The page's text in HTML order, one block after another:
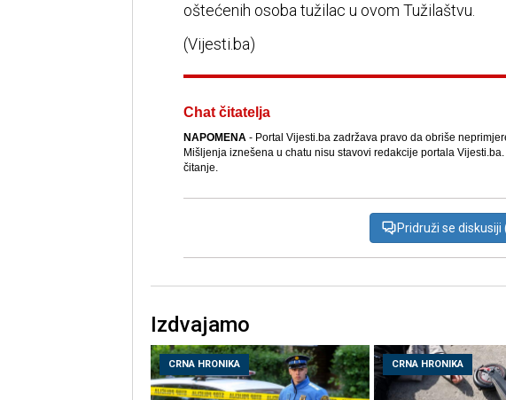
oštećenih osoba tužilac u ovom Tužilaštvu.
(Vijesti.ba)
Chat čitatelja
NAPOMENA- Portal Vijesti.ba zadržava pravo da obriše
Mišljenja iznešena u chatu nisu stavovi redakcije portala
čitanje.
Pridruži se diskusiji
Izdvajamo
CRNA HRONIKA CRNA HRONIKA